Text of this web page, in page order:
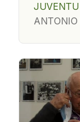
ANTONIO